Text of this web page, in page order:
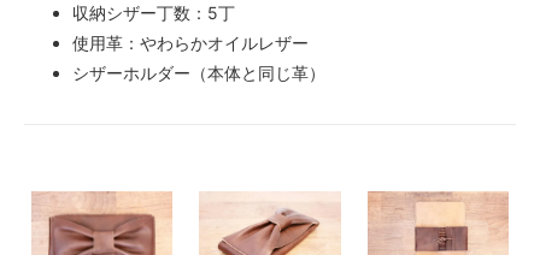
収納シザー丁数：5丁
使用革：やわらかオイルレザー
シザーホルダー（本体と同じ革）